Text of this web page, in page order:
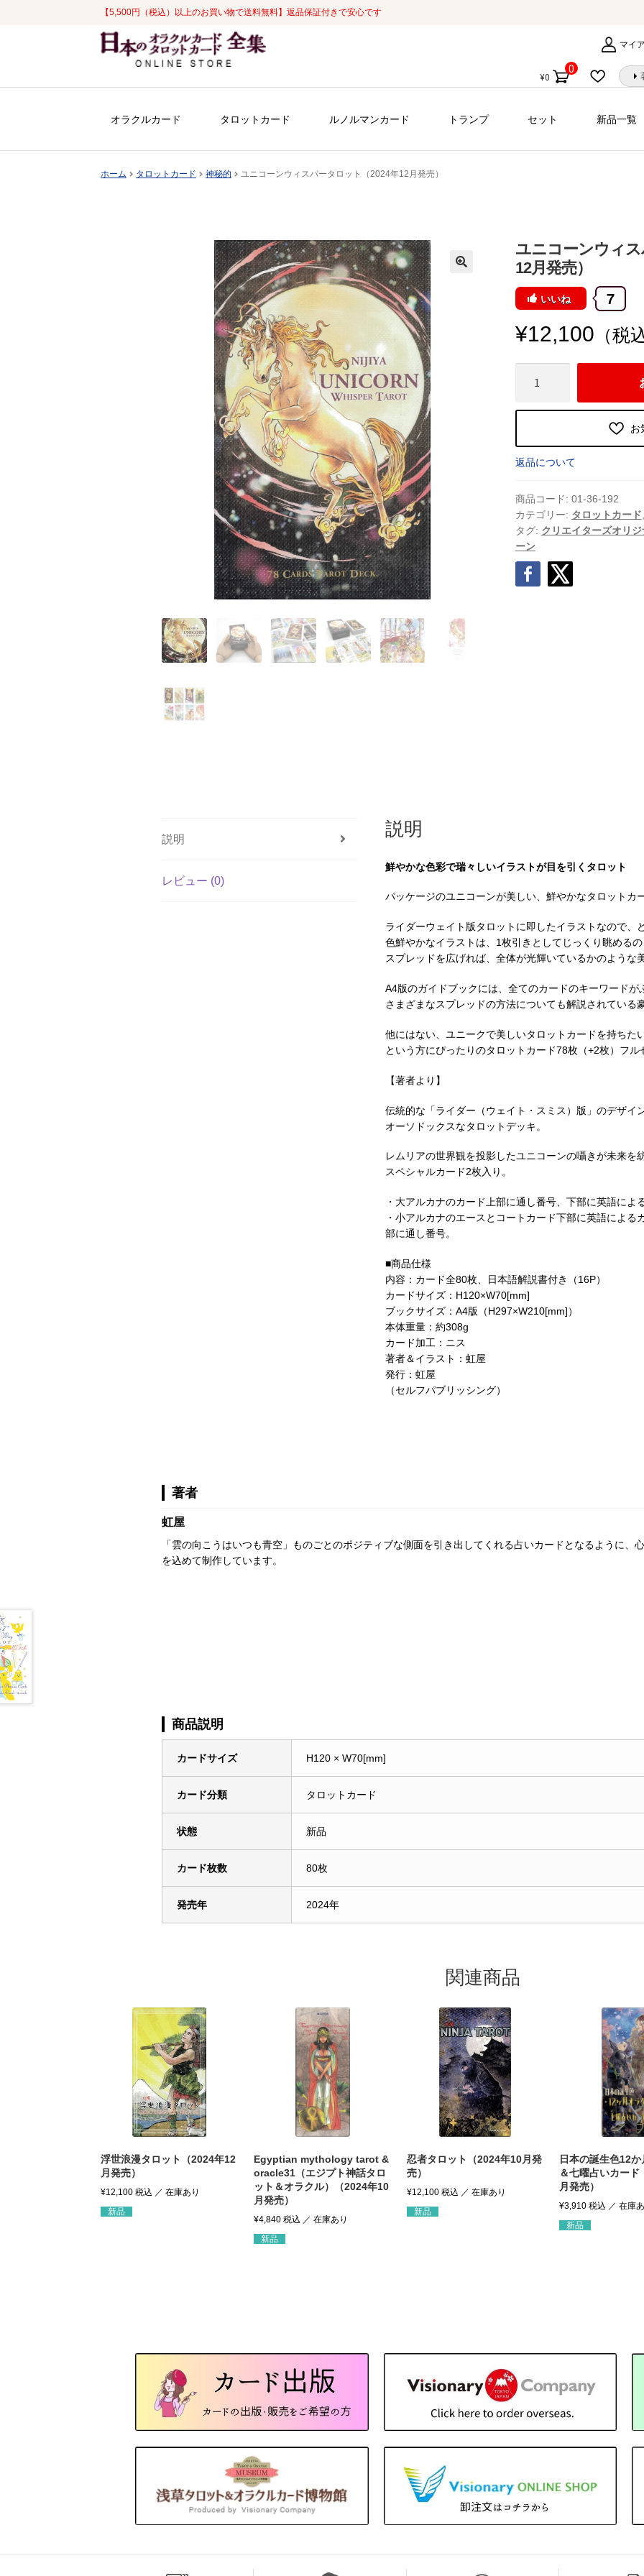
【5,500円（税込）以上のお買い物で送料無料】返品保証付きで安心です
ナ
ビ
ン
コ
ン
ス
マイ
¥0
0
個
オラクルカード タロットカード ルノルマンカード トランプ セット 新品一覧
ホーム タロットカード 神秘的 ユニコーンウィスパータロット（2024年12月発売）
ユニコーンウィ
12月発売）
いいね 7
¥12,100 （税
コ
ン
ウ
ス
パ
ー
タ
ロ
ッ
お
返品について
商品コード: 01-36-192
カテゴリー: タロットカード
タグ: クリエイターズオリジ
ーン
説明
レビュー (0)
説明
鮮やかな色彩で瑞々しいイラストが目を引くタロット
パッケージのユニコーンが美しい、鮮やかなタロットカ
ライダーウェイト版タロットに即したイラストなので、
色鮮やかなイラストは、1枚引きとしてじっくり眺める
スプレッドを広げれば、全体が光輝いているかのような
A4版のガイドブックには、全てのカードのキーワードが
さまざまなスプレッドの方法についても解説されている
他にはない、ユニークで美しいタロットカードを持ちた
という方にぴったりのタロットカード78枚（+2枚）フル
【著者より】
伝統的な「ライダー（ウェイト・スミス）版」のデザイ
オーソドックスなタロットデッキ。
レムリアの世界観を投影したユニコーンの囁きが未来を
スペシャルカード2枚入り。
・大アルカナのカード上部に通し番号、下部に英語によ
・小アルカナのエースとコートカード下部に英語によ
部に通し番号。
■商品仕様
内容：カード全80枚、日本語解説書付き（16P）
カードサイズ：H120×W70[mm]
ブックサイズ：A4版（H297×W210[mm]）
本体重量：約308g
カード加工：ニス
著者＆イラスト：虹屋
発行：虹屋
（セルフパブリッシング）
著者
虹屋
「雲の向こうはいつも青空」ものごとのポジティブな側面を引き出してくれる占いカードとなるように、
を込めて制作しています。
商品説明
カードサイズ H120 × W70[mm]
カード分類 タロットカード
状態 新品
カード枚数 80枚
発売年 2024年
関連商品
浮世浪漫タロット（2024年12
月発売）
¥12,100 税込
新品
Egyptian mythology tarot &
oracle31（エジプト神話タロ
ット＆オラクル）（2024年10
月発売）
¥4,840税込
新品
忍者タロット（2024年10月発
売）
¥12,100税込
新品
日本の誕生色12
＆七曜占いカー
月発売）
¥3,910 税込
新品